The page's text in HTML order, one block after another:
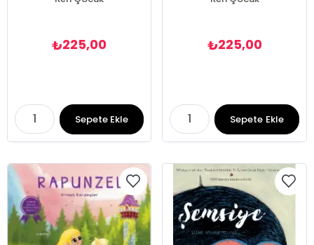
₺225,00
Sepete Ekle
₺225,00
Sepete Ekle